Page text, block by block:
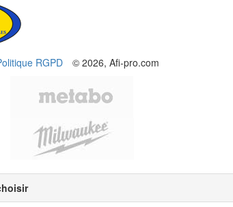
RGPD © 2026, Afi-pro.com